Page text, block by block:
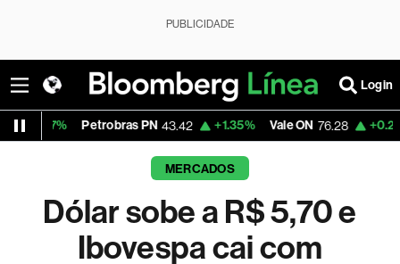
PUBLICIDADE
Login
Petrobras PN 43.42 +1.35% Vale ON 76.28 +0.25% Itaú
MERCADOS
Dólar sobe a R$ 5,70 e
Ibovespa cai com